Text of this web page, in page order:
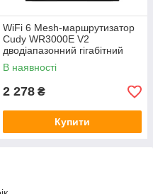
WiFi 6 Mesh-маршрутизатор
Cudy WR3000E V2
дводіапазонний гігабітний
AX3000 (73-00677)
В наявності
2 278 ₴
Купити